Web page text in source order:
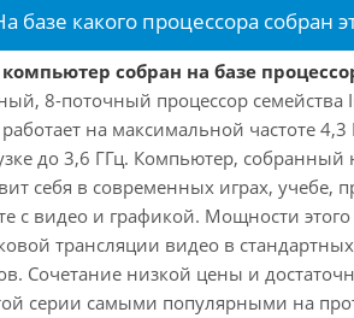
базе какого процессора собран
компьютер собран на базе
8-поточный процессор
работает на максимальной частоте
до 3,6 ГГц. Компьютер, собранный
себя в современных играх,
с видео и графикой. Мощности
трансляции видео в
Сочетание низкой цены и
серии самыми популярными на